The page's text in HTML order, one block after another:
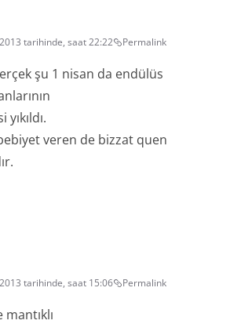
tarihinde, saat 22:22 Permalink
şu 1 nisan da endülüs
veren de bizzat quen
tarihinde, saat 15:06 Permalink